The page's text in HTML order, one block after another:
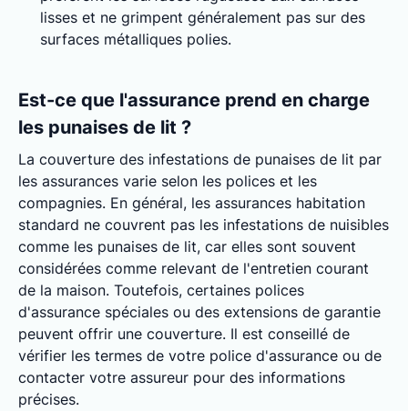
lisses et ne grimpent généralement pas sur des
surfaces métalliques polies.
Est-ce que l'assurance prend en charge
les punaises de lit ?
La couverture des infestations de punaises de lit par
les assurances varie selon les polices et les
compagnies. En général, les assurances habitation
standard ne couvrent pas les infestations de nuisibles
comme les punaises de lit, car elles sont souvent
considérées comme relevant de l'entretien courant
de la maison. Toutefois, certaines polices
d'assurance spéciales ou des extensions de garantie
peuvent offrir une couverture. Il est conseillé de
vérifier les termes de votre police d'assurance ou de
contacter votre assureur pour des informations
précises.